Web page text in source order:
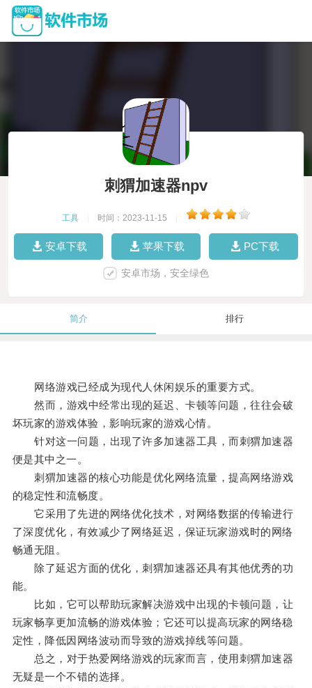
刺猬加速器npv
工具 时间：2023-11-15
安卓下载 苹果下载 PC下载
安卓市场，安全绿色
简介 排行
网络游戏已经成为现代人休闲娱乐的重要方式。
然而，游戏中经常出现的延迟、卡顿等问题，往往会破
坏玩家的游戏体验，影响玩家的游戏心情。
针对这一问题，出现了许多加速器工具，而刺猬加速器
便是其中之一。
刺猬加速器的核心功能是优化网络流量，提高网络游戏
的稳定性和流畅度。
它采用了先进的网络优化技术，对网络数据的传输进行
了深度优化，有效减少了网络延迟，保证玩家游戏时的网络
畅通无阻。
除了延迟方面的优化，刺猬加速器还具有其他优秀的功
能。
比如，它可以帮助玩家解决游戏中出现的卡顿问题，让
玩家畅享更加流畅的游戏体验；它还可以提高玩家的网络稳
定性，降低因网络波动而导致的游戏掉线等问题。
总之，对于热爱网络游戏的玩家而言，使用刺猬加速器
无疑是一个不错的选择。